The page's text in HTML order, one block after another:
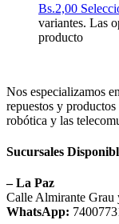
Bs.2,00
variantes. Las
producto
Nos especializamos
repuestos y
robótica y las
Sucursales
– La Paz
Calle Almirante Grau
WhatsApp: